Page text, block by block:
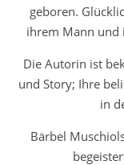
geboren.
ihrem Mann und
Die Autorin ist
und Story; Ihre
in
Bärbel